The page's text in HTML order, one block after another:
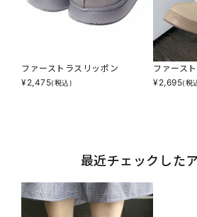
ファーストラスリッポン
¥2,475(税込)
ファース
¥2,695(税
最近チェックした